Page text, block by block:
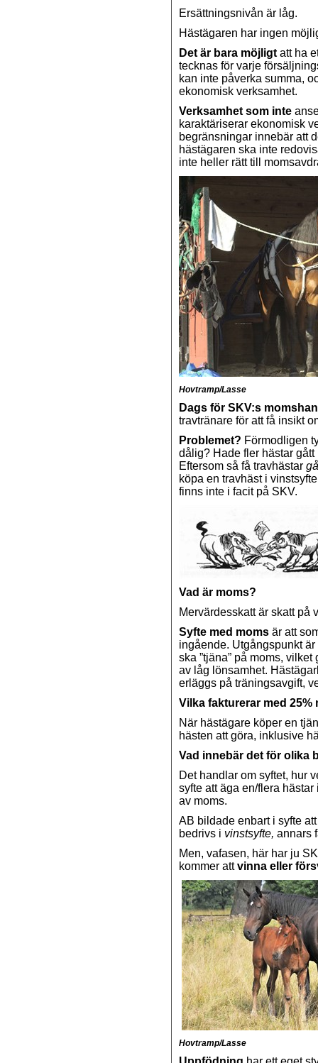
Ersättningsnivån är låg.
Hästägaren har ingen
Det är bara möjligt att ha
tecknas för varje
kan inte påverka summa,
ekonomisk verksamhet.
Verksamhet som inte
karaktäriserar ekonomisk
begränsningar innebär att
hästägaren ska inte
inte heller rätt till
Hovtramp/Lasse
Dags för SKV:s
travtränare för att få insikt
Problemet? Förmodligen
dålig? Hade fler hästar
Eftersom så få travhästar
köpa en travhäst i
finns inte i facit på SKV.
Vad är moms?
Mervärdesskatt är skatt på
Syfte med moms är att
ingående. Utgångspunkt
ska ”tjäna” på moms,
av låg lönsamhet.
erläggs på träningsavgift,
Vilka fakturerar med 25%
När hästägare köper en
hästen att göra, inklusive
Vad innebär det för olika
Det handlar om syftet, hur
syfte att äga en/flera
av moms.
AB bildade enbart i syfte
bedrivs i vinstsyfte, annars
Men, vafasen, här har ju
kommer attvinna eller
Hovtramp/Lasse